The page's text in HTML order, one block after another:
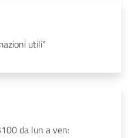
utili"
da lun a ven: